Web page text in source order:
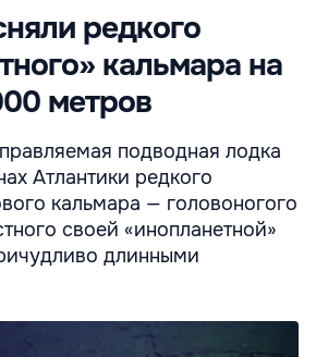
редкого
кальмара на
метров
подводная лодка
Атлантики редкого
кальмара — головоногого
своей «инопланетной»
длинными